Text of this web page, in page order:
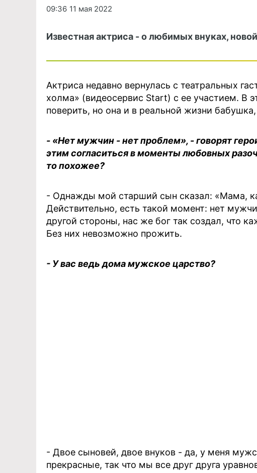
09:36 11 мая 2022
Известная актриса - о любимых внуках,
Актриса недавно вернулась с театральных
холма» (видеосервис Start) с ее участием. В
поверить, но она и в реальной жизни
- «Нет мужчин - нет проблем», - говорят
этим согласиться в моменты любовных
то похожее?
- Однажды мой старший сын сказал: «Мама,
Действительно, есть такой момент: нет
другой стороны, нас же бог так создал, что
Без них невозможно прожить.
- У вас ведь дома мужское царство?
- Двое сыновей, двое внуков - да, у меня
прекрасные, так что мы все друг друга